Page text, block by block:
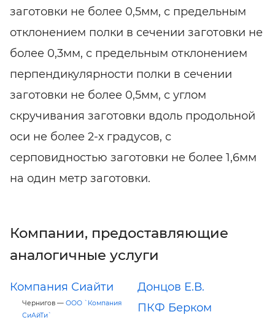
заготовки не более 0,5мм, с предельным
отклонением полки в сечении заготовки не
более 0,3мм, с предельным отклонением
перпендикулярности полки в сечении
заготовки не более 0,5мм, с углом
скручивания заготовки вдоль продольной
оси не более 2-х градусов, с
серповидностью заготовки не более 1,6мм
на один метр заготовки.
Компании, предоставляющие
аналогичные услуги
Компания Сиайти
Чернигов — ООО `Компания
СиАйТи`
Донцов Е.В.
ПКФ Берком